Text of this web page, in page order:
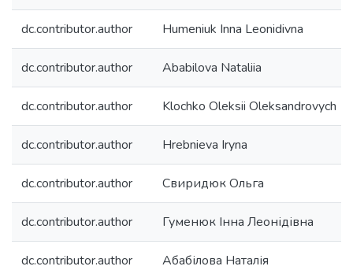
dc.contributor.author Humeniuk Inna Leonidivna
dc.contributor.author Ababilova Nataliia
dc.contributor.author Klochko Oleksii Oleksandrovych
dc.contributor.author Hrebnieva Iryna
dc.contributor.author Свиридюк Ольга
dc.contributor.author Гуменюк Інна Леонідівна
dc.contributor.author Абабілова Наталія